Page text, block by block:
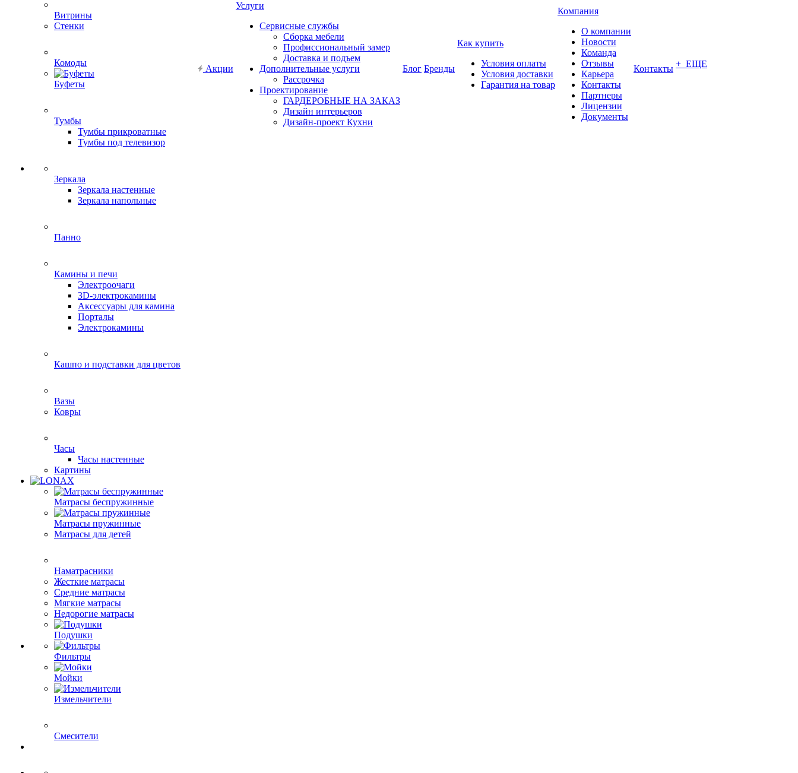
Витрины
Стенки
Комоды
Буфеты
Тумбы
Тумбы прикроватные
Тумбы под телевизор
Зеркала
Зеркала настенные
Зеркала напольные
Панно
Камины и печи
Электроочаги
3D-электрокамины
Аксессуары для камина
Порталы
Электрокамины
Кашпо и подставки для цветов
Вазы
Ковры
Часы
Часы настенные
Картины
Матрасы беспружинные
Матрасы пружинные
Матрасы для детей
Наматрасники
Жесткие матрасы
Средние матрасы
Мягкие матрасы
Недорогие матрасы
Подушки
Фильтры
Мойки
Измельчители
Смесители
Акции
Услуги
Сервисные службы
Сборка мебели
Профиссиональный замер
Доставка и подъем
Дополнительные услуги
Рассрочка
Проектирование
ГАРДЕРОБНЫЕ НА ЗАКАЗ
Дизайн интерьеров
Дизайн-проект Кухни
Блог Бренды
Как купить
Условия оплаты
Условия доставки
Гарантия на товар
Компания
О компании
Новости
Команда
Отзывы
Карьера
Контакты
Партнеры
Лицензии
Документы
Контакты + ЕЩЕ